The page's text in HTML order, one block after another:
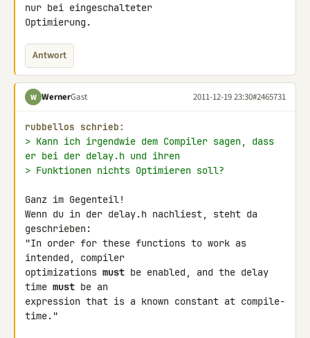
nur bei eingeschalteter
Optimierung.
Antwort
W WernerGast 2011-12-19 23:30#2465731
rubbellos schrieb:
> Kann ich irgendwie dem Compiler sagen, dass
er bei der delay.h und ihren
> Funktionen nichts Optimieren soll?
Ganz im Gegenteil!
Wenn du in der delay.h nachliest, steht da
geschrieben:
"In order for these functions to work as
intended, compiler
optimizations must be enabled, and the delay
time must be an
expression that is a known constant at compile-
time."